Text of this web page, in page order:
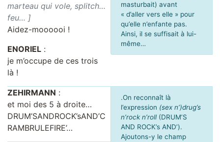
masturbait) avant
« d’aller vers elle » pour
qu’elle n’enfante pas.
Ainsi, il se suffisait à lui-
même…
marteau qui vole, splitch…
feu… ]
Aidez-moooooi !
ENORIEL :
je m’occupe de ces trois
là !
.On reconnaît là
l’expression (sex n’)drug’s
n’rock n’roll(DRUM’S
AND ROCK’s AND’).
Ajoutons-y le champ
ZEHIRMANN :
et moi des 5 à droite…
DRUM’SANDROCK’sAND’C
RAMBRULEFIRE’…